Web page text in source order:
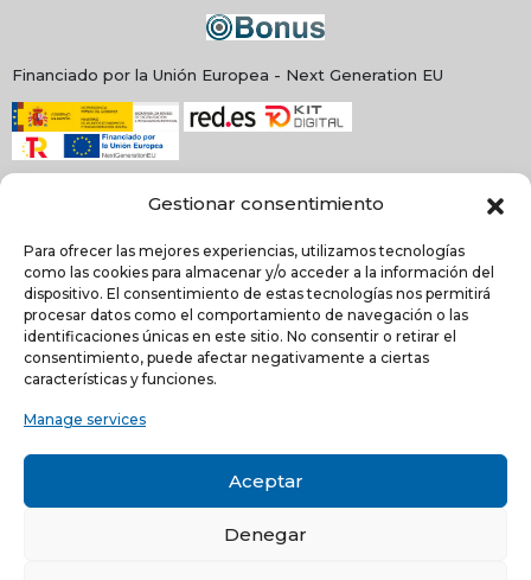
Gestionar consentimiento
Para ofrecer las mejores experiencias, utilizamos tecnologías
como las cookies para almacenar y/o acceder a la información del
dispositivo. El consentimiento de estas tecnologías nos permitirá
procesar datos como el comportamiento de navegación o las
identificaciones únicas en este sitio. No consentir o retirar el
consentimiento, puede afectar negativamente a ciertas
características y funciones.
Manage services
Aceptar
Denegar
Financiado por la Unión Europea - Next Generation EU
NEWSLETTER
He leído y acepto la política de Privacidad
Acepto recibir comunicaciones electrónicas informativas de Quilinox S.L. de
productos y servicios
C/ Louis Pasteur, 4 - Parque Tecnológico de Valencia -